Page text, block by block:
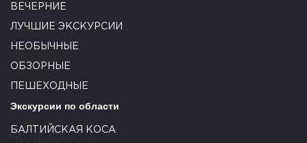
ВЕЧЕРНИЕ
ЛУЧШИЕ ЭКСКУРСИИ
НЕОБЫЧНЫЕ
ОБЗОРНЫЕ
ПЕШЕХОДНЫЕ
Экскурсии по области
БАЛТИЙСКАЯ КОСА